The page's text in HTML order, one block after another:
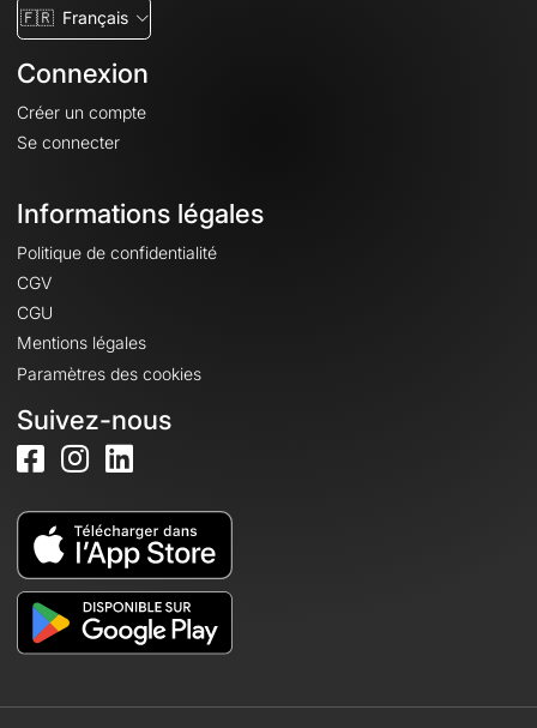
🇫🇷 Français
Connexion
Créer un compte
Se connecter
Informations légales
Politique de confidentialité
CGV
CGU
Mentions légales
Paramètres des cookies
Suivez-nous